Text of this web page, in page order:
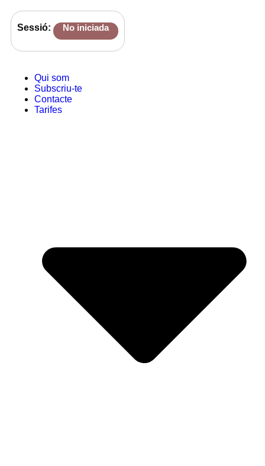
Sessió: No iniciada
Qui som
Subscriu-te
Contacte
Tarifes